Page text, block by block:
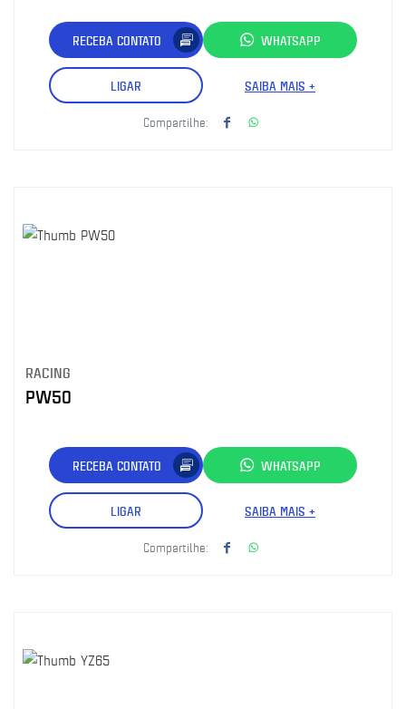
RECEBA CONTATO WHATSAPP
LIGAR SAIBA MAIS +
Compartilhe:
RACING
PW50
RECEBA CONTATO WHATSAPP
LIGAR SAIBA MAIS +
Compartilhe: